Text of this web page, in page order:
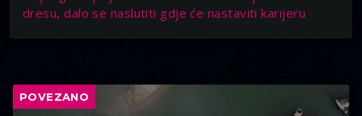
dresu, dalo se naslutiti gdje će nastaviti karijeru
POVEZANO